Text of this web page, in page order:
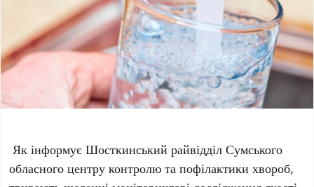
Як інформує Шосткинський райвідділ Сумського
обласного центру контролю та пофілактики хвороб,